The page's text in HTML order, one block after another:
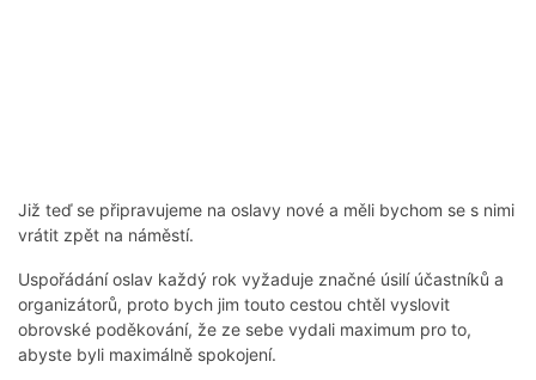
Již teď se připravujeme na oslavy nové a měli bychom se s nimi
vrátit zpět na náměstí.
Uspořádání oslav každý rok vyžaduje značné úsilí účastníků a
organizátorů, proto bych jim touto cestou chtěl vyslovit
obrovské poděkování, že ze sebe vydali maximum pro to,
abyste byli maximálně spokojení.